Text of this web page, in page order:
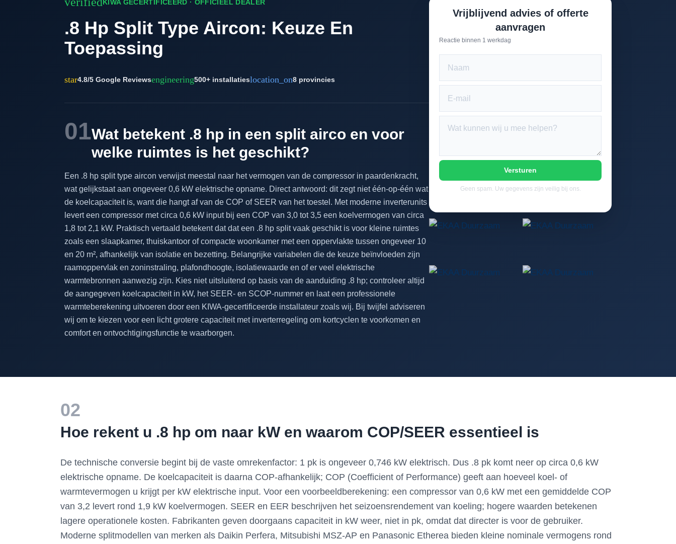
KIWA GECERTIFICEERD · OFFICIEEL DEALER
.8 Hp Split Type Aircon: Keuze En
Toepassing
star4.8/5 Google Reviewsengineering500+ installatieslocation_on8 provincies
01Wat betekent .8 hp in een split airco en voor
welke ruimtes is het geschikt?
Een .8 hp split type aircon verwijst meestal naar het vermogen van de compressor in paardenkracht,
wat gelijkstaat aan ongeveer 0,6 kW elektrische opname. Direct antwoord: dit zegt niet één-op-één wat
de koelcapaciteit is, want die hangt af van de COP of SEER van het toestel. Met moderne inverterunits
levert een compressor met circa 0,6 kW input bij een COP van 3,0 tot 3,5 een koelvermogen van circa
1,8 tot 2,1 kW. Praktisch vertaald betekent dat dat een .8 hp split vaak geschikt is voor kleine ruimtes
zoals een slaapkamer, thuiskantoor of compacte woonkamer met een oppervlakte tussen ongeveer 10
en 20 m², afhankelijk van isolatie en bezetting. Belangrijke variabelen die de keuze beïnvloeden zijn
raamoppervlak en zoninstraling, plafondhoogte, isolatiewaarde en of er veel elektrische
warmtebronnen aanwezig zijn. Kies niet uitsluitend op basis van de aanduiding .8 hp; controleer altijd
de aangegeven koelcapaciteit in kW, het SEER- en SCOP-nummer en laat een professionele
warmteberekening uitvoeren door een KIWA-gecertificeerde installateur zoals wij. Bij twijfel adviseren
wij om te kiezen voor een licht grotere capaciteit met inverterregeling om kortcyclen te voorkomen en
comfort en ontvochtigingsfunctie te waarborgen.
Vrijblijvend advies of offerte
aanvragen
Reactie binnen 1 werkdag
Versturen
Geen spam. Uw gegevens zijn veilig bij ons.
02
Hoe rekent u .8 hp om naar kW en waarom COP/SEER essentieel is
De technische conversie begint bij de vaste omrekenfactor: 1 pk is ongeveer 0,746 kW elektrisch. Dus .8 pk komt neer op circa 0,6 kW
elektrische opname. De koelcapaciteit is daarna COP-afhankelijk; COP (Coefficient of Performance) geeft aan hoeveel koel- of
warmtevermogen u krijgt per kW elektrische input. Voor een voorbeeldberekening: een compressor van 0,6 kW met een gemiddelde COP
van 3,2 levert rond 1,9 kW koelvermogen. SEER en EER beschrijven het seizoensrendement van koeling; hogere waarden betekenen
lagere operationele kosten. Fabrikanten geven doorgaans capaciteit in kW weer, niet in pk, omdat dat directer is voor de gebruiker.
Moderne splitmodellen van merken als Daikin Perfera, Mitsubishi MSZ-AP en Panasonic Etherea bieden kleine nominale vermogens rond